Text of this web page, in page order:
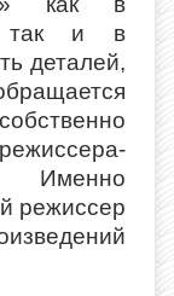
так и в
деталей,
Именно
режиссер